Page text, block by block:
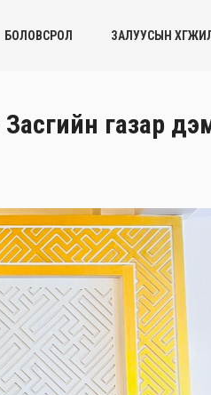
БОЛОВСРОЛ ЗАЛУУСЫН
газар